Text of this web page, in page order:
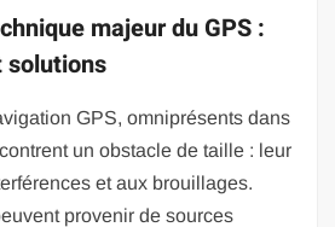
majeur du GPS :
GPS, omniprésents dans
un obstacle de taille : leur
et aux brouillages.
provenir de sources